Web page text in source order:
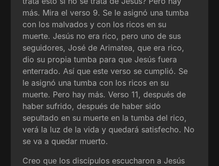
más. Mira el verso 9. Se le asignó una tumba
con los malvados y con los ricos en su
muerte. Jesús no era rico, pero uno de sus
seguidores, José de Arimatea, que era rico,
dio su propia tumba para que Jesús fuera
enterrado. Así que este verso se cumplió. Se
le asignó una tumba con los ricos en su
muerte. Pero hay más. Verso 11, después de
haber sufrido, después de haber sido
sepultado en su muerte en la tumba del rico,
verá la luz de la vida y quedará satisfecho. No
se va a quedar muerto.
Creo que los discípulos escucharon a Jesús